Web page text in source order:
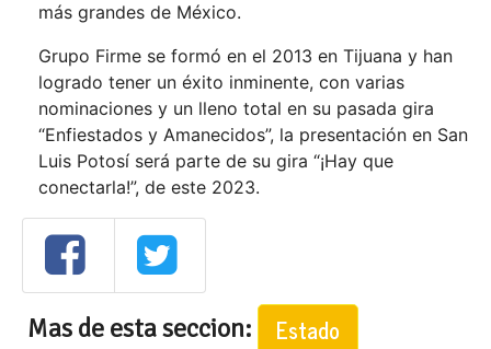
más grandes de México.
Grupo Firme se formó en el 2013 en Tijuana y han
logrado tener un éxito inminente, con varias
nominaciones y un lleno total en su pasada gira
“Enfiestados y Amanecidos”, la presentación en San
Luis Potosí será parte de su gira “¡Hay que
conectarla!”, de este 2023.
Mas de esta seccion: Estado